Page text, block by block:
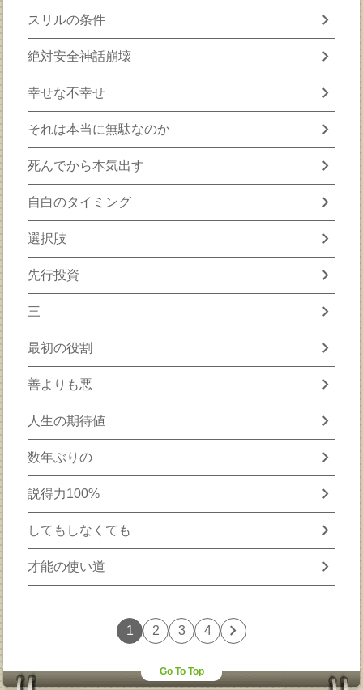
スリルの条件 chevron_right
絶対安全神話崩壊 chevron_right
幸せな不幸せ chevron_right
それは本当に無駄なのか chevron_right
死んでから本気出す chevron_right
自白のタイミング chevron_right
選択肢 chevron_right
先行投資 chevron_right
三 chevron_right
最初の役割 chevron_right
善よりも悪 chevron_right
人生の期待値 chevron_right
数年ぶりの chevron_right
説得力100% chevron_right
してもしなくても chevron_right
才能の使い道 chevron_right
1 2 3 4 chevron_right
Go To Top